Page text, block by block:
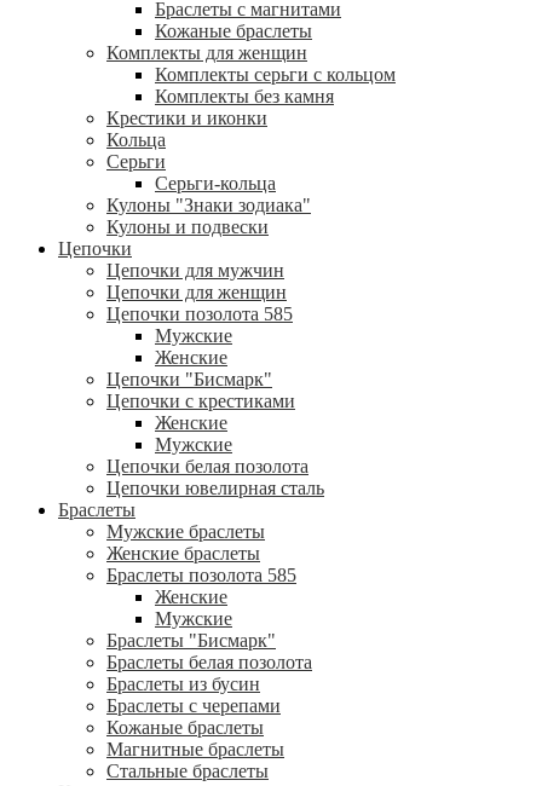
Браслеты с магнитами
Кожаные браслеты
Комплекты для женщин
Комплекты серьги с кольцом
Комплекты без камня
Крестики и иконки
Кольца
Серьги
Серьги-кольца
Кулоны "Знаки зодиака"
Кулоны и подвески
Цепочки
Цепочки для мужчин
Цепочки для женщин
Цепочки позолота 585
Мужские
Женские
Цепочки "Бисмарк"
Цепочки с крестиками
Женские
Мужские
Цепочки белая позолота
Цепочки ювелирная сталь
Браслеты
Мужские браслеты
Женские браслеты
Браслеты позолота 585
Женские
Мужские
Браслеты "Бисмарк"
Браслеты белая позолота
Браслеты из бусин
Браслеты с черепами
Кожаные браслеты
Магнитные браслеты
Стальные браслеты